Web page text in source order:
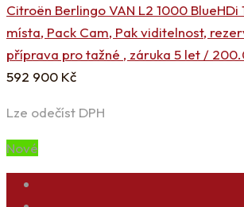
Citroën Berlingo VAN L2 1000 BlueHDi
místa, Pack Cam, Pak viditelnost,
příprava pro tažné , záruka 5 let /
592 900 Kč
Lze odečíst DPH
Nové